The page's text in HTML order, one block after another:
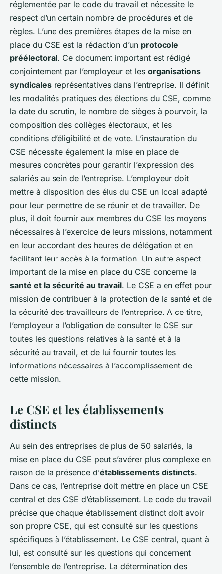
réglementée par le code du travail et nécessite le
respect d’un certain nombre de procédures et de
règles. L’une des premières étapes de la mise en
place du CSE est la rédaction d’un protocole
préélectoral. Ce document important est rédigé
conjointement par l’employeur et les organisations
syndicales représentatives dans l’entreprise. Il définit
les modalités pratiques des élections du CSE, comme
la date du scrutin, le nombre de sièges à pourvoir, la
composition des collèges électoraux, et les
conditions d’éligibilité et de vote. L’instauration du
CSE nécessite également la mise en place de
mesures concrètes pour garantir l’expression des
salariés au sein de l’entreprise. L’employeur doit
mettre à disposition des élus du CSE un local adapté
pour leur permettre de se réunir et de travailler. De
plus, il doit fournir aux membres du CSE les moyens
nécessaires à l’exercice de leurs missions, notamment
en leur accordant des heures de délégation et en
facilitant leur accès à la formation. Un autre aspect
important de la mise en place du CSE concerne la
santé et la sécurité au travail. Le CSE a en effet pour
mission de contribuer à la protection de la santé et de
la sécurité des travailleurs de l’entreprise. A ce titre,
l’employeur a l’obligation de consulter le CSE sur
toutes les questions relatives à la santé et à la
sécurité au travail, et de lui fournir toutes les
informations nécessaires à l’accomplissement de
cette mission.
Le CSE et les établissements
distincts
Au sein des entreprises de plus de 50 salariés, la
mise en place du CSE peut s’avérer plus complexe en
raison de la présence d’établissements distincts.
Dans ce cas, l’entreprise doit mettre en place un CSE
central et des CSE d’établissement. Le code du travail
précise que chaque établissement distinct doit avoir
son propre CSE, qui est consulté sur les questions
spécifiques à l’établissement. Le CSE central, quant à
lui, est consulté sur les questions qui concernent
l’ensemble de l’entreprise. La détermination des